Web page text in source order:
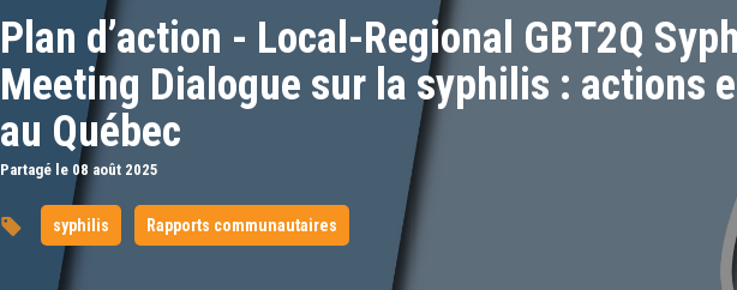
Plan d’action - Local-Regional GBT2Q
Meeting Dialogue sur la syphilis : actions
au Québec
Partagé le 08 août 2025
syphilis Rapports communautaires